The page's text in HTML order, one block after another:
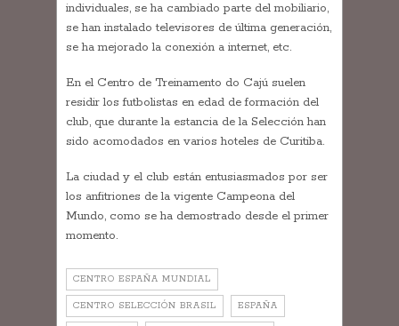
individuales, se ha cambiado parte del mobiliario,
se han instalado televisores de última generación,
se ha mejorado la conexión a internet, etc.
En el Centro de Treinamento do Cajú suelen
residir los futbolistas en edad de formación del
club, que durante la estancia de la Selección han
sido acomodados en varios hoteles de Curitiba.
La ciudad y el club están entusiasmados por ser
los anfitriones de la vigente Campeona del
Mundo, como se ha demostrado desde el primer
momento.
CENTRO ESPAÑA MUNDIAL
CENTRO SELECCIÓN BRASIL ESPAÑA